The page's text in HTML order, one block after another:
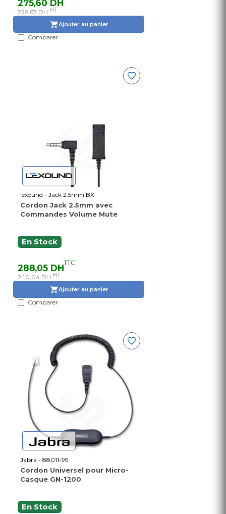
275,60 DH
229,67 DH HT
Ajouter au panier
Comparer
lexound - Jack 2.5mm BX
Cordon Jack 2.5mm avec
Commandes Volume Mute
En Stock
288,05 DHTTC
240,04 DH HT
Ajouter au panier
Comparer
Jabra - 88011-99
Cordon Universel pour Micro-
Casque GN-1200
En Stock